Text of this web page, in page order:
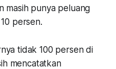
masih punya peluang
persen.
tidak 100 persen di
mencatatkan